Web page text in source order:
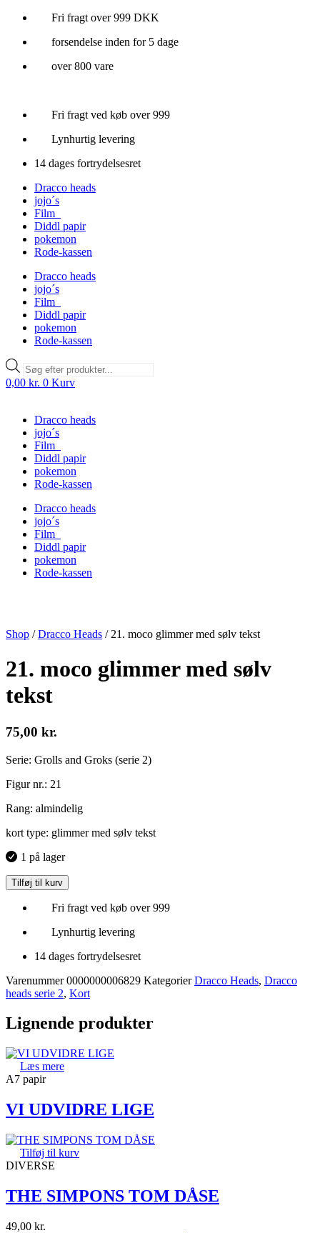
Videre
indhold
Fri fragt over 999 DKK
forsendelse inden for 5 dage
over 800 vare
Fri fragt ved køb over 999
Lynhurtig levering
14 dages fortrydelsesret
Dracco heads
jojo´s
Film
Diddl papir
pokemon
Rode-kassen
Dracco heads
jojo´s
Film
Diddl papir
pokemon
Rode-kassen
Products
search
0,00 kr. 0 Kurv
Dracco heads
jojo´s
Film
Diddl papir
pokemon
Rode-kassen
Dracco heads
jojo´s
Film
Diddl papir
pokemon
Rode-kassen
Shop /Dracco Heads / 21. moco glimmer med sølv tekst
21. moco glimmer med sølv
tekst
75,00 kr.
Serie: Grolls and Groks (serie 2)
Figur nr.: 21
Rang: almindelig
kort type: glimmer med sølv tekst
1 på lager
Tilføj til kurv
Fri fragt ved køb over 999
Lynhurtig levering
14 dages fortrydelsesret
Varenummer0000000006829 Kategorier Dracco Heads, Dracco
heads serie 2, Kort
Lignende produkter
Læs mere
A7 papir
VI UDVIDRE LIGE
Tilføj til kurv
DIVERSE
THE SIMPONS TOM DÅSE
49,00 kr.